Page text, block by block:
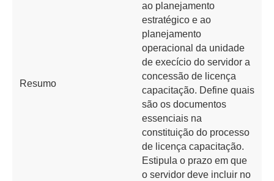
Resumo
ao planejamento
estratégico e ao
planejamento
operacional da unidade
de execício do servidor a
concessão de licença
capacitação. Define quais
são os documentos
essenciais na
constituição do processo
de licença capacitação.
Estipula o prazo em que
o servidor deve incluir no